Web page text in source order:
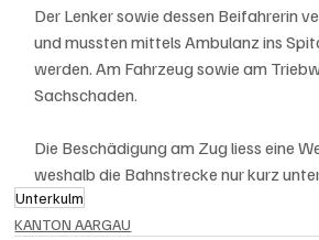
Der Lenker sowie dessen Beifahrerin
und mussten mittels Ambulanz ins
werden. Am Fahrzeug sowie am
Sachschaden.
Die Beschädigung am Zug liess eine
weshalb die Bahnstrecke nur kurz
Unterkulm
KANTON AARGAU